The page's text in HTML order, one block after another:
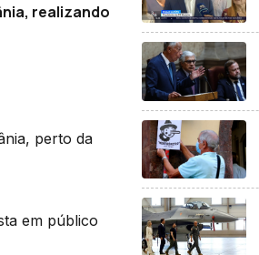
realizando
perto da
em público